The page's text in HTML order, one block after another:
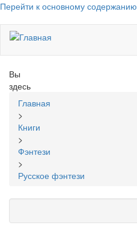
Перейти к основному содержанию
Вы
здесь
Главная
>
Книги
>
Фэнтези
>
Русское фэнтези